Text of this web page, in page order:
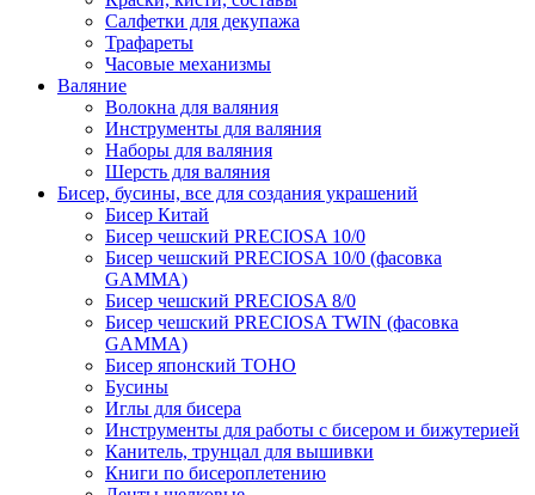
Салфетки для декупажа
Трафареты
Часовые механизмы
Валяние
Волокна для валяния
Инструменты для валяния
Наборы для валяния
Шерсть для валяния
Бисер, бусины, все для создания украшений
Бисер Китай
Бисер чешский PRECIOSA 10/0
Бисер чешский PRECIOSA 10/0 (фасовка
GAMMA)
Бисер чешский PRECIOSA 8/0
Бисер чешский PRECIOSA TWIN (фасовка
GAMMA)
Бисер японский TOHO
Бусины
Иглы для бисера
Инструменты для работы с бисером и бижутерией
Канитель, трунцал для вышивки
Книги по бисероплетению